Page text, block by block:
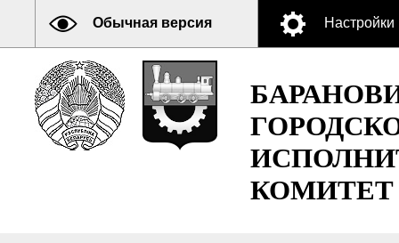
Обычная версия Настройки
КОМИТЕТ